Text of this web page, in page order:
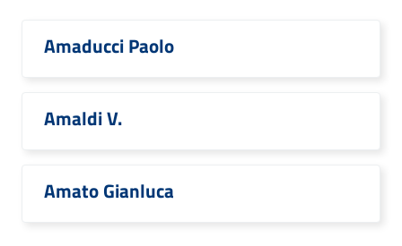
Amaducci Paolo
Amaldi V.
Amato Gianluca